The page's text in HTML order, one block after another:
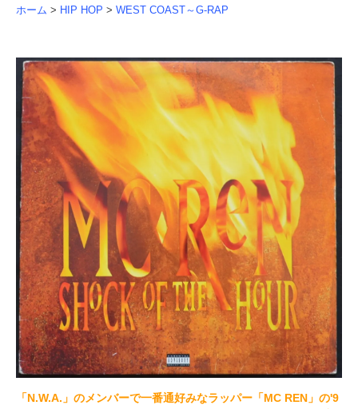
ホーム > HIP HOP > WEST COAST～G-RAP
「N.W.A.」のメンバーで一番通好みなラッパー「MC REN」の'9